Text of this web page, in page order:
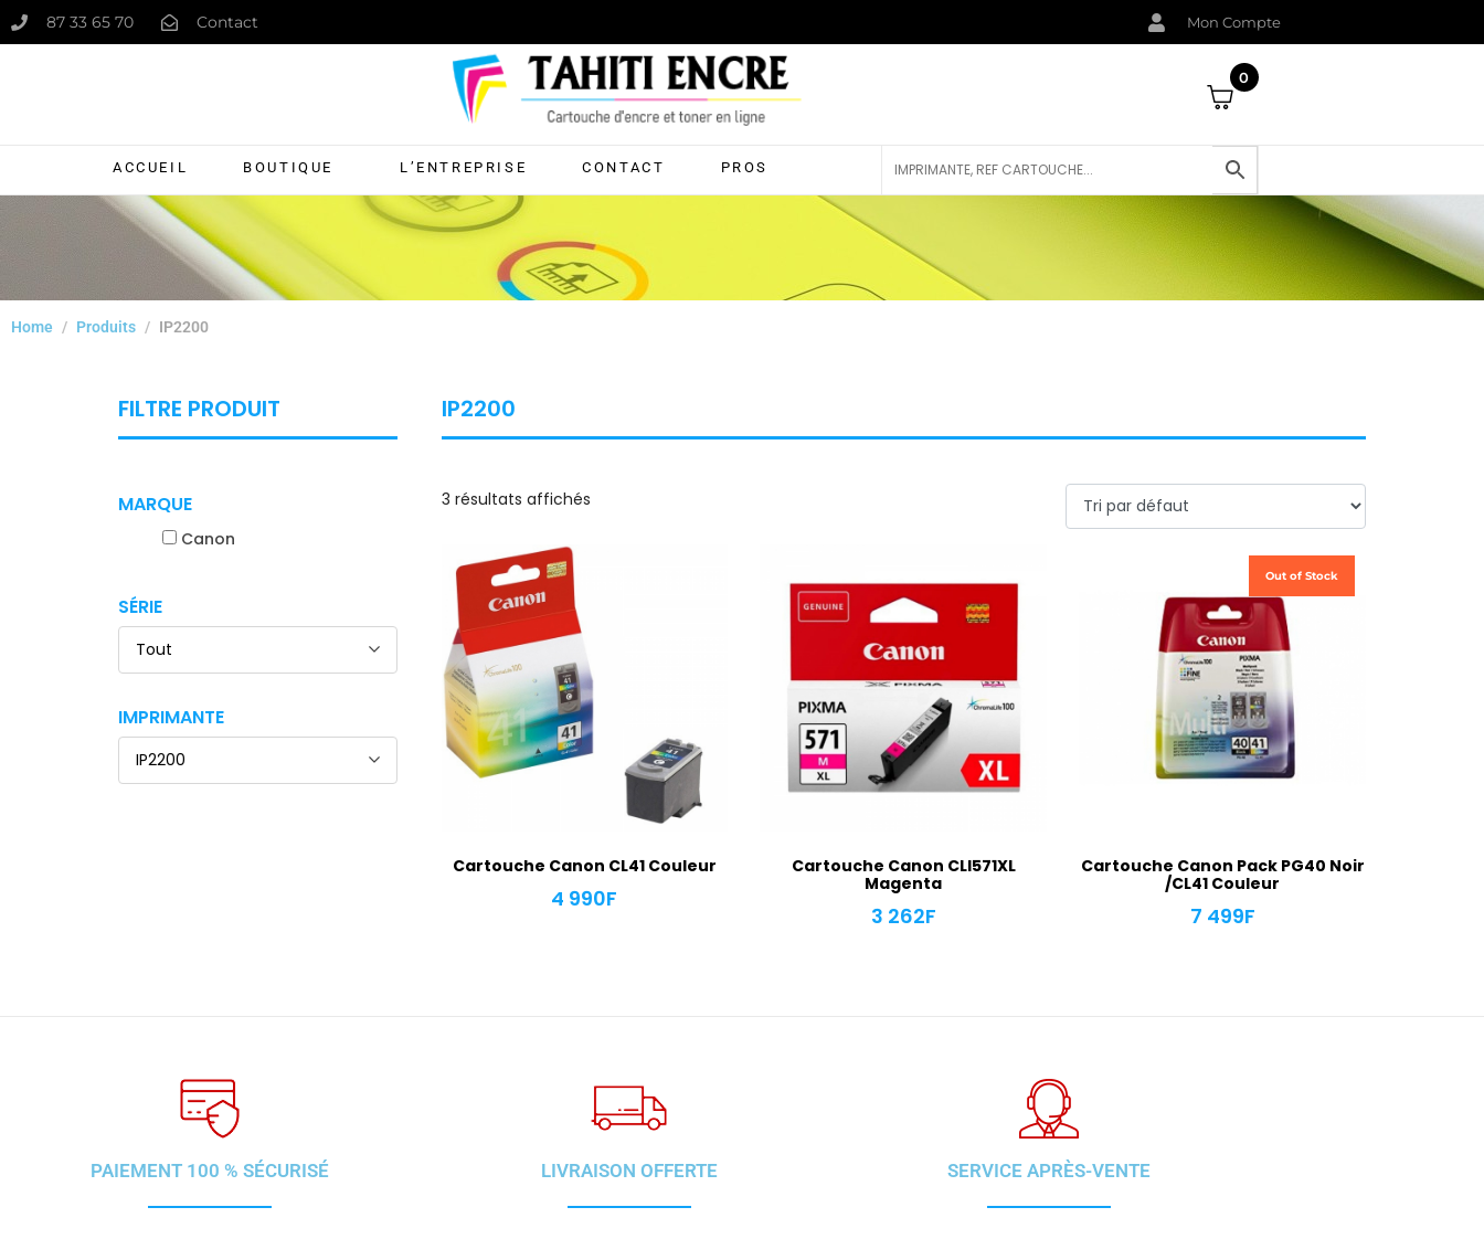
87 33 65 70 Contact Mon Compte
0
ACCUEIL BOUTIQUE L’ENTREPRISE CONTACT PROS
Home Produits IP2200
IP2200
3 résultats affichés
Cartouche Canon CL41 Couleur
4 990F
Cartouche Canon CLI571XL
Magenta
3 262F
Out of Stock
Cartouche Canon Pack PG40 Noir
/CL41 Couleur
7 499F
FILTRE PRODUIT
MARQUE
Canon
SÉRIE
Tout
IMPRIMANTE
IP2200
PAIEMENT 100 % SÉCURISÉ LIVRAISON OFFERTE SERVICE APRÈS-VENTE